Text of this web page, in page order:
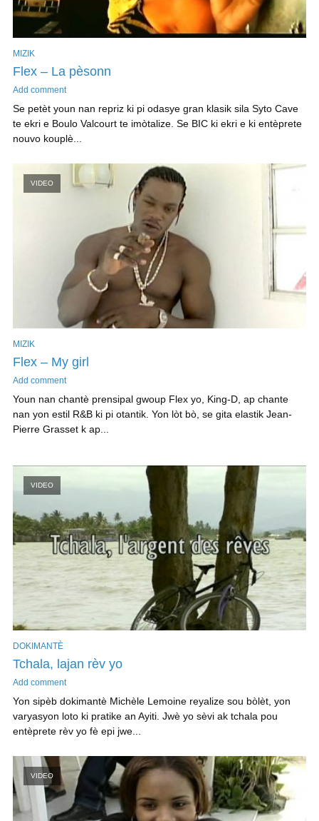
MIZIK
Flex – La pèsonn
Add comment
Se petèt youn nan repriz ki pi odasye gran klasik sila Syto Cave
te ekri e Boulo Valcourt te imòtalize. Se BIC ki ekri e ki entèprete
nouvo kouplè...
VIDEO
MIZIK
Flex – My girl
Add comment
Youn nan chantè prensipal gwoup Flex yo, King-D, ap chante
nan yon estil R&B ki pi otantik. Yon lòt bò, se gita elastik Jean-
Pierre Grasset k ap...
VIDEO
DOKIMANTÈ
Tchala, lajan rèv yo
Add comment
Yon sipèb dokimantè Michèle Lemoine reyalize sou bòlèt, yon
varyasyon loto ki pratike an Ayiti. Jwè yo sèvi ak tchala pou
entèprete rèv yo fè epi jwe...
VIDEO